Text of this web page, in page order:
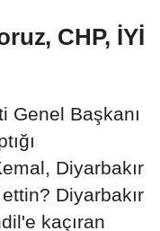
CHP, İYİ
Genel Başkanı
Diyarbakır
Diyarbakır
kaçıran